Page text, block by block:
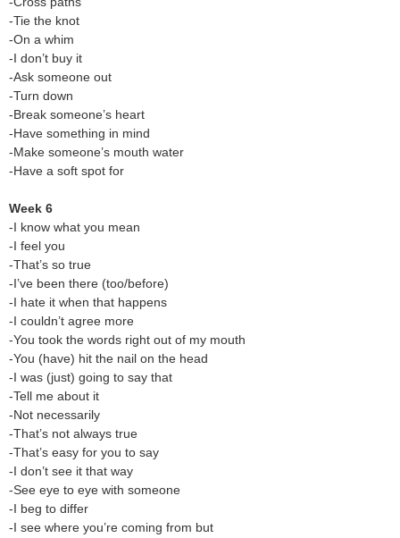
-Tie the knot
-On a whim
-I don’t buy it
-Ask someone out
-Turn down
-Break someone’s heart
-Have something in mind
-Make someone’s mouth water
-Have a soft spot for
Week 6
-I know what you mean
-I feel you
-That’s so true
-I’ve been there (too/before)
-I hate it when that happens
-I couldn’t agree more
-You took the words right out of my mouth
-You (have) hit the nail on the head
-I was (just) going to say that
-Tell me about it
-Not necessarily
-That’s not always true
-That’s easy for you to say
-I don’t see it that way
-See eye to eye with someone
-I beg to differ
-I see where you’re coming from but